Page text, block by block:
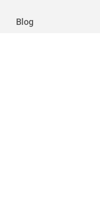
Blog